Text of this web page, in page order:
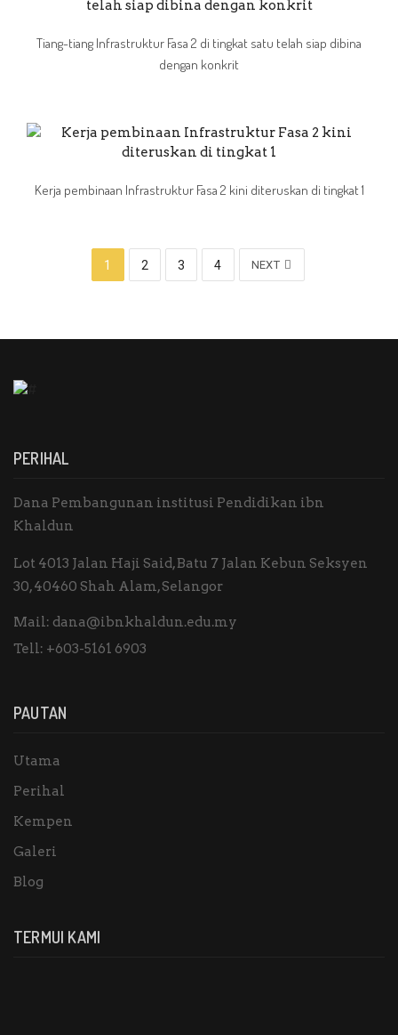
Tiang-tiang Infrastruktur Fasa 2 di tingkat satu telah siap dibina
dengan konkrit
Kerja pembinaan Infrastruktur Fasa 2 kini diteruskan di tingkat 1
1 2 3 4 NEXT
PERIHAL
Dana Pembangunan institusi Pendidikan ibn
Khaldun
Lot 4013 Jalan Haji Said, Batu 7 Jalan Kebun Seksyen
30, 40460 Shah Alam, Selangor
Mail: dana@ibnkhaldun.edu.my
Tell: +603-5161 6903
PAUTAN
Utama
Perihal
Kempen
Galeri
Blog
TERMUI KAMI